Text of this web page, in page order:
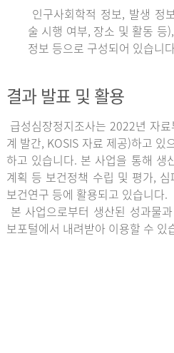
인구사회학적 정보, 발생 정
술 시행 여부, 장소 및 활동 등
정보 등으로 구성되어 있습니
결과 발표 및 활용
급성심장정지조사는 2022년 자
계 발간, KOSIS 자료 제공)하고 있
하고 있습니다. 본 사업을 통해 생
계획 등 보건정책 수립 및 평가,
보건연구 등에 활용되고 있습니다.
본 사업으로부터 생산된 성과물
보포털에서 내려받아 이용할 수 있